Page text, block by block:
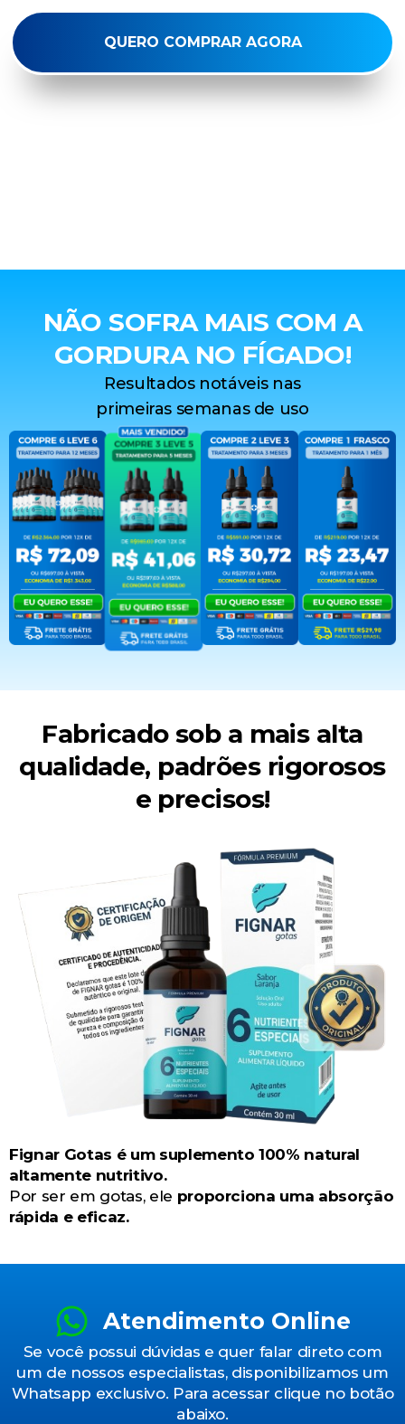
QUERO COMPRAR AGORA
NÃO SOFRA MAIS COM A
GORDURA NO FÍGADO!
Resultados notáveis nas
primeiras semanas de uso
Fabricado sob a mais alta
qualidade, padrões rigorosos
e precisos!
Fignar Gotas é um suplemento 100% natural
altamente nutritivo.
Por ser em gotas, ele proporciona uma absorção
rápida e eficaz.
Atendimento Online
Se você possui dúvidas e quer falar direto com
um de nossos especialistas, disponibilizamos um
Whatsapp exclusivo. Para acessar clique no botão
abaixo.